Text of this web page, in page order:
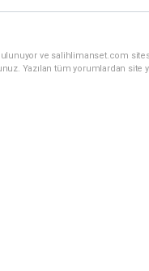
ve salihlimanset.com
Yazılan tüm yorumlardan